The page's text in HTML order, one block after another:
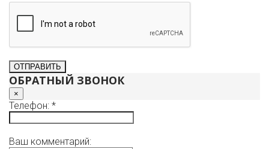
ОБРАТНЫЙ ЗВОНОК
×
Телефон: *
Ваш комментарий: